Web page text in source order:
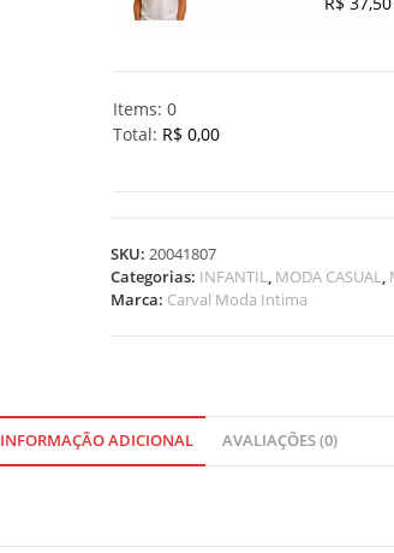
Items: 0
Total: R$ 0,00
m
s
.
r
t
o
SKU: 20041807
Categorias: INFANTIL, MODA CASUAL,
Marca: Carval Moda Intima
INFORMAÇÃO ADICIONAL AVALIAÇÕES (0)